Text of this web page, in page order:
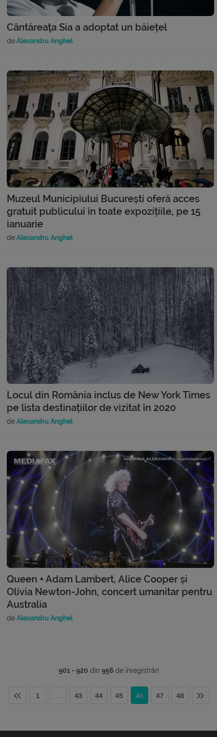
Cântăreaţa Sia a adoptat un băiețel
deAlexandru Anghel
Muzeul Municipiului București oferă acces
gratuit publicului în toate expozițiile, pe 15
ianuarie
deAlexandru Anghel
Locul din România inclus de New York Times
pe lista destinațiilor de vizitat în 2020
deAlexandru Anghel
Queen + Adam Lambert, Alice Cooper și
Olivia Newton-John, concert umanitar pentru
Australia
deAlexandru Anghel
901 - 920 din 956de înregistrări
1 43 44 45 46 47 48